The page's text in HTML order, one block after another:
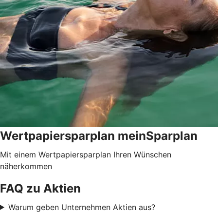
Wertpapiersparplan meinSparplan
Mit einem Wertpapiersparplan Ihren Wünschen
näherkommen
FAQ zu Aktien
Warum geben Unternehmen Aktien aus?